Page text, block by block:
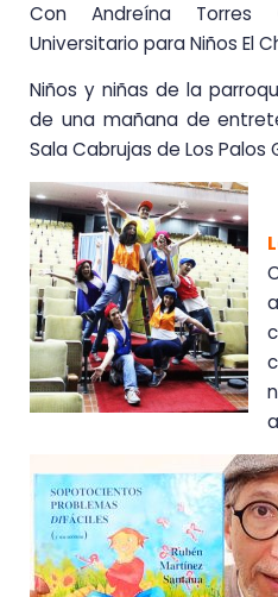
Con Andreína Torres
Universitario para Niños El
Niños y niñas de la
de una mañana de
Sala Cabrujas de Los Palos